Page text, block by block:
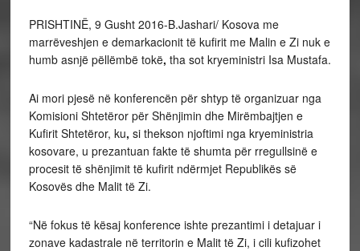
PRISHTINË, 9 Gusht 2016-B.Jashari/ Kosova me
marrëveshjen e demarkacionit të kufirit me Malin e Zi nuk e
humb asnjë pëllëmbë tokë, tha sot kryeministri Isa Mustafa.
Ai mori pjesë në konferencën për shtyp të organizuar nga
Komisioni Shtetëror për Shënjimin dhe Mirëmbajtjen e
Kufirit Shtetëror, ku, si thekson njoftimi nga kryeministria
kosovare, u prezantuan fakte të shumta për rregullsinë e
procesit të shënjimit të kufirit ndërmjet Republikës së
Kosovës dhe Malit të Zi.
“Në fokus të kësaj konference ishte prezantimi i detajuar i
zonave kadastrale në territorin e Malit të Zi, i cili kufizohet